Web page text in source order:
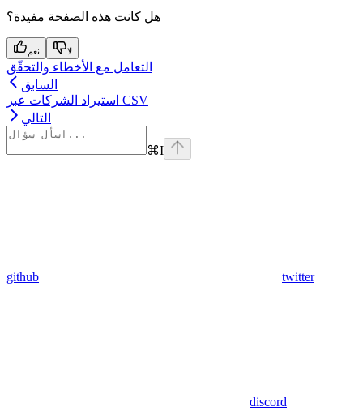
هل كانت هذه الصفحة مفيدة؟
نعم لا
التعامل مع الأخطاء والتحقّق
السابق
استيراد الشركات عبر CSV
التالي
⌘I
github twitter
discord